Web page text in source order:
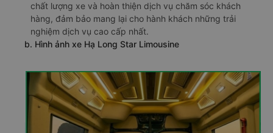
chất lượng xe và hoàn thiện dịch vụ chăm sóc khách
hàng, đảm bảo mang lại cho hành khách những trải
nghiệm dịch vụ cao cấp nhất.
b. Hình ảnh xe Hạ Long Star Limousine